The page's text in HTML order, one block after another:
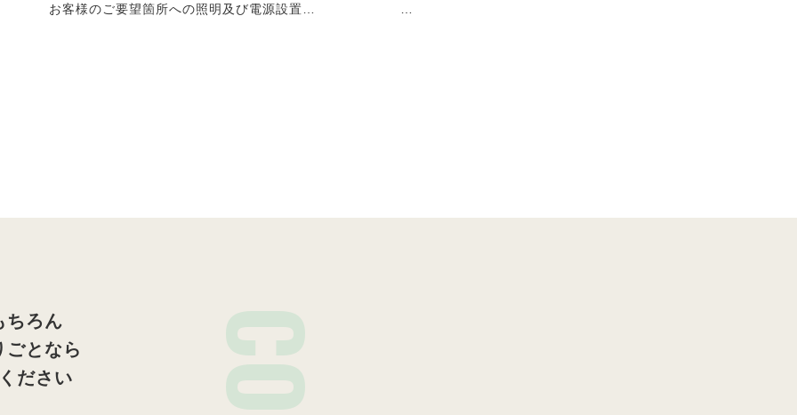
お客様のご要望箇所への照明及び電源設置…
ちろん
ごとなら
ださい